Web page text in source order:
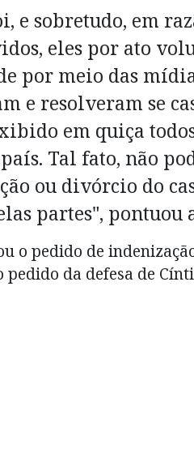
e sobretudo, em
eles por ato
por meio das
e resolveram se
em quiça
Tal fato, não
ou divórcio do
partes", pontuou
o pedido de
da defesa de